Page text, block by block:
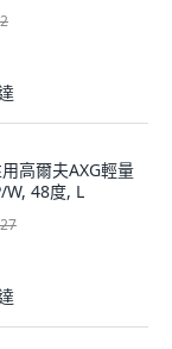
高爾夫AXG輕量
W, 48度, L